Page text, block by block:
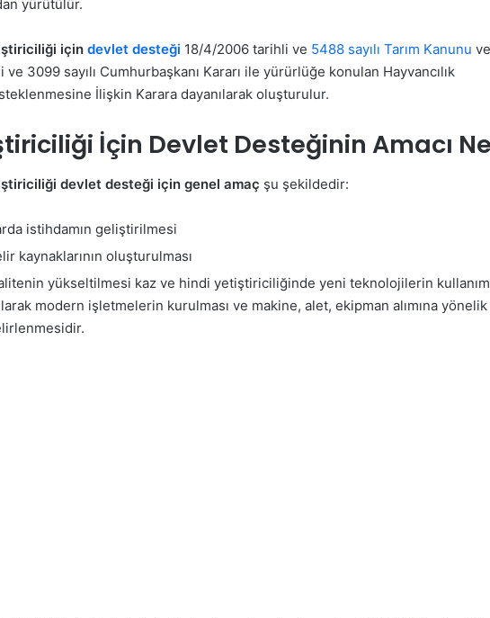
yürütülür.
için devlet desteği 18/4/2006 tarihli ve 5488 sayılı Tarım Kanunu ve
3099 sayılı Cumhurbaşkanı Kararı ile yürürlüğe konulan Hayvancılık
İlişkin Karara dayanılarak oluşturulur.
İçin Devlet Desteğinin Amacı
devlet desteği için genel amaç şu şekildedir:
istihdamın geliştirilmesi
kaynaklarının oluşturulması
yükseltilmesi kaz ve hindi yetiştiriciliğinde yeni teknolojilerin
modern işletmelerin kurulması ve makine, alet, ekipman alımına